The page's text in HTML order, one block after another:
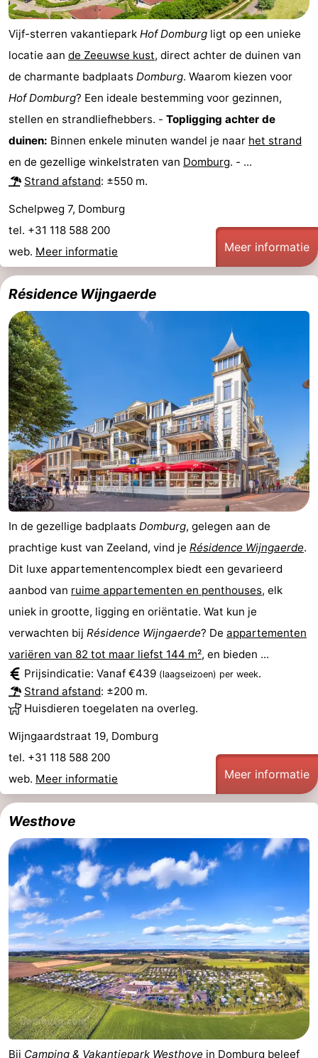
Domburg
Westhove
Last
Zien
doen
-
Musea
-
Monumenten
-
Molens
-
Vuurtorens
-
Uitkijkpunten
Attracties
-
Speeltuinen
-
Binnenspeeltuinen
-
Bowlen
-
Minigolfbanen
Wellness
centra
Dorpen
&
Natuur
Sporten
Zwembaden
-
Fietsen
-
Wandelen
-
Paardrijden
-
Maneges
-
Golfbanen
Eten
en
drinken
Ringrijden
Mondriaan
Toorop
Evenementen
Praktisch
Forum
Vijf-sterren vakantiepark Hof Domburg ligt op een unieke
locatie aan de Zeeuwse kust, direct achter de duinen van
de charmante badplaats Domburg. Waarom kiezen voor
Hof Domburg? Een ideale bestemming voor gezinnen,
stellen en strandliefhebbers. - Topligging achter de
duinen: Binnen enkele minuten wandel je naar het strand
en de gezellige winkelstraten van Domburg. - ...
Strand afstand: ±550 m.
Schelpweg 7, Domburg
tel. +31 118 588 200
web. Meer informatie Meer informatie
Résidence Wijngaerde
In de gezellige badplaats Domburg, gelegen aan de
prachtige kust van Zeeland, vind je Résidence Wijngaerde.
Dit luxe appartementencomplex biedt een gevarieerd
aanbod van ruime appartementen en penthouses, elk
uniek in grootte, ligging en oriëntatie. Wat kun je
verwachten bij Résidence Wijngaerde? De appartementen
variëren van 82 tot maar liefst 144 m², en bieden ...
Prijsindicatie: Vanaf €439 (laagseizoen) per week.
Strand afstand: ±200 m.
Huisdieren toegelaten na overleg.
Wijngaardstraat 19, Domburg
tel. +31 118 588 200
web. Meer informatie Meer informatie
Westhove
Bij Camping & Vakantiepark Westhove in Domburg beleef